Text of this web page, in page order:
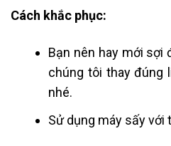
Cách khắc phục:
Bạn nên hay mới sợi
chúng tôi thay đúng
nhé.
Sử dụng máy sấy với